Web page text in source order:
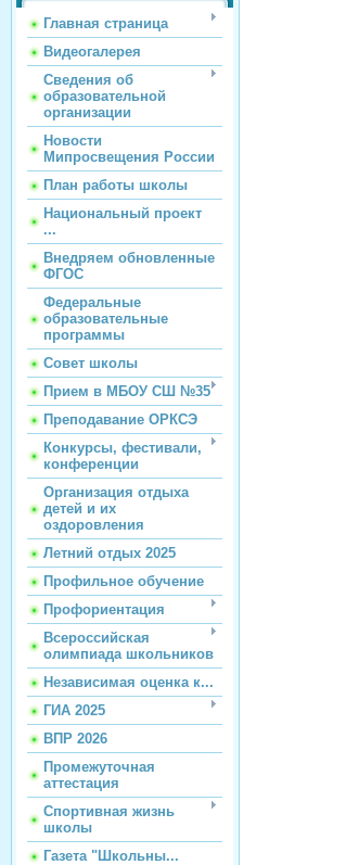
Главная страница
Видеогалерея
Сведения об
образовательной
организации
Новости
Мипросвещения России
План работы школы
Национальный проект
...
Внедряем обновленные
ФГОС
Федеральные
образовательные
программы
Совет школы
Прием в МБОУ СШ №35
Преподавание ОРКСЭ
Конкурсы, фестивали,
конференции
Организация отдыха
детей и их
оздоровления
Летний отдых 2025
Профильное обучение
Профориентация
Всероссийская
олимпиада школьников
Независимая оценка к...
ГИА 2025
ВПР 2026
Промежуточная
аттестация
Спортивная жизнь
школы
Газета "Школьны...